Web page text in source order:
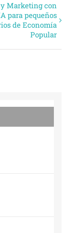
Marketing con
para pequeños
de Economía
Popular